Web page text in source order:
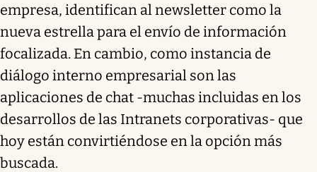
empresa, identifican al newsletter como la
nueva estrella para el envío de información
focalizada. En cambio, como instancia de
diálogo interno empresarial son las
aplicaciones de chat -muchas incluidas en los
desarrollos de las Intranets corporativas- que
hoy están convirtiéndose en la opción más
buscada.